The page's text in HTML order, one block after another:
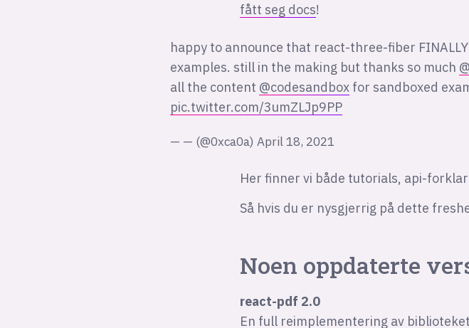
fått seg docs!
happy to announce that react-three-fiber
examples. still in the making but thanks so much
all the content @codesandbox for sandboxed
pic.twitter.com/3umZLJp9PP
— — (@0xca0a) April 18, 2021
Her finner vi både tutorials, api-
Så hvis du er nysgjerrig på dette
Noen oppdaterte
react-pdf 2.0
En full reimplementering av